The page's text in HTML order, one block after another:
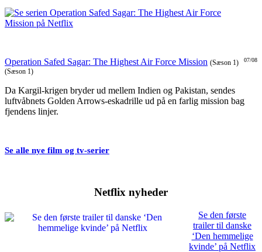
07/08
Operation Safed Sagar: The Highest Air Force Mission (Sæson 1)
(Sæson 1)
Da Kargil-krigen bryder ud mellem Indien og Pakistan, sendes
luftvåbnets Golden Arrows-eskadrille ud på en farlig mission bag
fjendens linjer.
Se alle nye film og tv-serier
Netflix nyheder
Se den første
trailer til danske
‘Den hemmelige
kvinde’ på Netflix